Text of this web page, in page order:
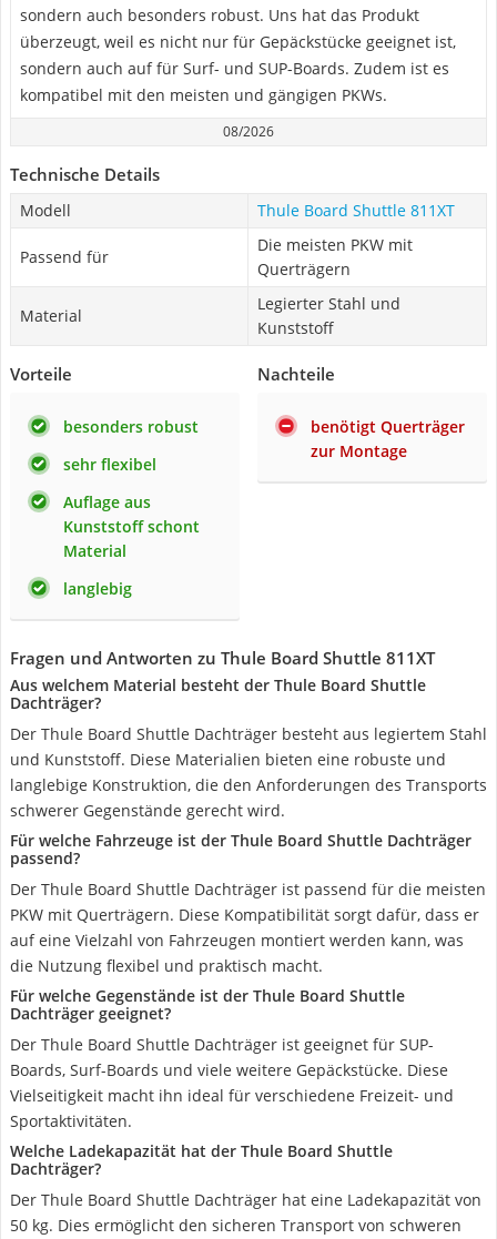
sondern auch besonders robust. Uns hat das Produkt
überzeugt, weil es nicht nur für Gepäckstücke geeignet ist,
sondern auch auf für Surf- und SUP-Boards. Zudem ist es
kompatibel mit den meisten und gängigen PKWs.
08/2026
Technische Details
Modell Thule Board Shuttle 811XT
Passend für
Die meisten PKW mit
Querträgern
Material
Legierter Stahl und
Kunststoff
Vorteile
besonders robust
sehr flexibel
Auflage aus
Kunststoff schont
Material
langlebig
Nachteile
benötigt Querträger
zur Montage
Fragen und Antworten zu Thule Board Shuttle 811XT
Aus welchem Material besteht der Thule Board Shuttle
Dachträger?
Der Thule Board Shuttle Dachträger besteht aus legiertem Stahl
und Kunststoff. Diese Materialien bieten eine robuste und
langlebige Konstruktion, die den Anforderungen des Transports
schwerer Gegenstände gerecht wird.
Für welche Fahrzeuge ist der Thule Board Shuttle Dachträger
passend?
Der Thule Board Shuttle Dachträger ist passend für die meisten
PKW mit Querträgern. Diese Kompatibilität sorgt dafür, dass er
auf eine Vielzahl von Fahrzeugen montiert werden kann, was
die Nutzung flexibel und praktisch macht.
Für welche Gegenstände ist der Thule Board Shuttle
Dachträger geeignet?
Der Thule Board Shuttle Dachträger ist geeignet für SUP-
Boards, Surf-Boards und viele weitere Gepäckstücke. Diese
Vielseitigkeit macht ihn ideal für verschiedene Freizeit- und
Sportaktivitäten.
Welche Ladekapazität hat der Thule Board Shuttle
Dachträger?
Der Thule Board Shuttle Dachträger hat eine Ladekapazität von
50 kg. Dies ermöglicht den sicheren Transport von schweren